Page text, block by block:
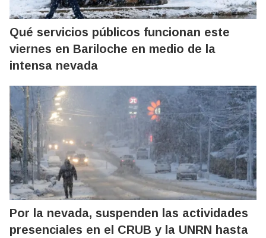
Qué servicios públicos funcionan este
viernes en Bariloche en medio de la
intensa nevada
Por la nevada, suspenden las actividades
presenciales en el CRUB y la UNRN hasta